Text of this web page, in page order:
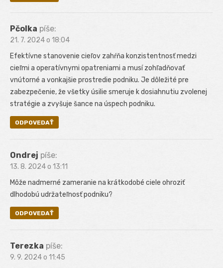
Pčolka píše:
21. 7. 2024 o 18:04
Efektívne stanovenie cieľov zahŕňa konzistentnosť medzi
cieľmi a operatívnymi opatreniami a musí zohľadňovať
vnútorné a vonkajšie prostredie podniku. Je dôležité pre
zabezpečenie, že všetky úsilie smeruje k dosiahnutiu zvolenej
stratégie a zvyšuje šance na úspech podniku.
ODPOVEDAŤ
Ondrej píše:
13. 8. 2024 o 13:11
Môže nadmerné zameranie na krátkodobé ciele ohroziť
dlhodobú udržateľnosť podniku?
ODPOVEDAŤ
Terezka píše:
9. 9. 2024 o 11:45